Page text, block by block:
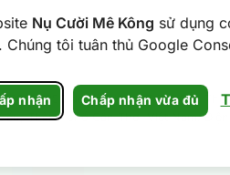
Nụ Cười Mê Kông sử dụng
Chúng tôi tuân thủ Google
nhận Chấp nhận vừa đủ
do sở KH & ĐT TP. Cần
Thành phố Cần Thơ, Việt Nam.